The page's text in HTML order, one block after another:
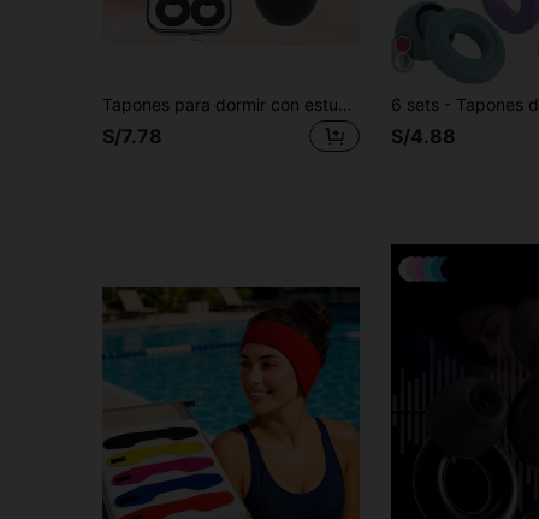
Tapones para dormir con estuche de almacenamiento y puntas de repuesto, tapones de silicona para dormir, cómodos para el dormitorio, la oficina, el avión, la siesta, vienen con estuche de almacenamiento y puntas de repuesto de diferentes tamaños, adecuados para hombres y mujeres, reutilizables
S/7.78 S/4.88